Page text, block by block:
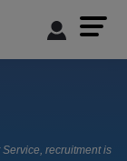
recruitment is